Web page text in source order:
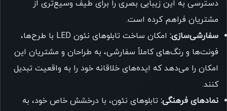
دسترسی به این زیبایی بصری را برای طیف وسیع‌تری از
مشتریان فراهم کرده است.
سفارشی‌سازی:
امکان ساخت تابلوهای نئون LED با طرح‌ها،
فونت‌ها و رنگ‌های کاملاً سفارشی، به طراحان و مشتریان این
امکان را می‌دهد که ایده‌های خلاقانه خود را به واقعیت تبدیل
کنند.
نمادهای فرهنگی: تابلوهای نئون، با درخشش خاص خود، به